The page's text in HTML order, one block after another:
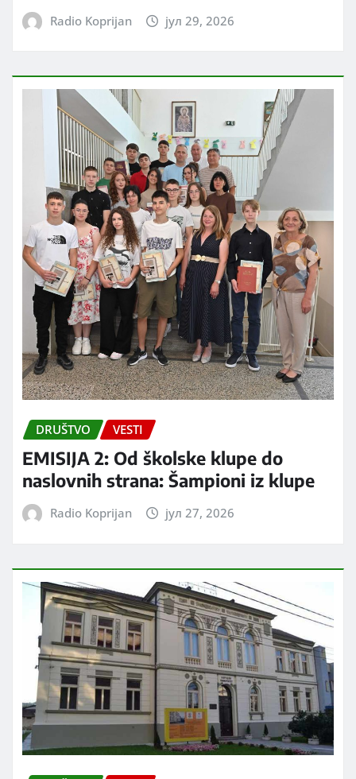
Radio Koprijan јул 29, 2026
DRUŠTVO VESTI
EMISIJA 2: Od školske klupe do
naslovnih strana: Šampioni iz klupe
Radio Koprijan јул 27, 2026